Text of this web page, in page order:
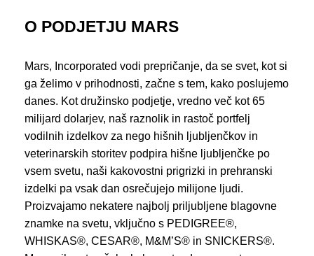
O PODJETJU MARS
Mars, Incorporated vodi prepričanje, da se svet, kot si
ga želimo v prihodnosti, začne s tem, kako poslujemo
danes. Kot družinsko podjetje, vredno več kot 65
milijard dolarjev, naš raznolik in rastoč portfelj
vodilnih izdelkov za nego hišnih ljubljenčkov in
veterinarskih storitev podpira hišne ljubljenčke po
vsem svetu, naši kakovostni prigrizki in prehranski
izdelki pa vsak dan osrečujejo milijone ljudi.
Proizvajamo nekatere najbolj priljubljene blagovne
znamke na svetu, vključno s PEDIGREE®,
WHISKAS®, CESAR®, M&M’S® in SNICKERS®.